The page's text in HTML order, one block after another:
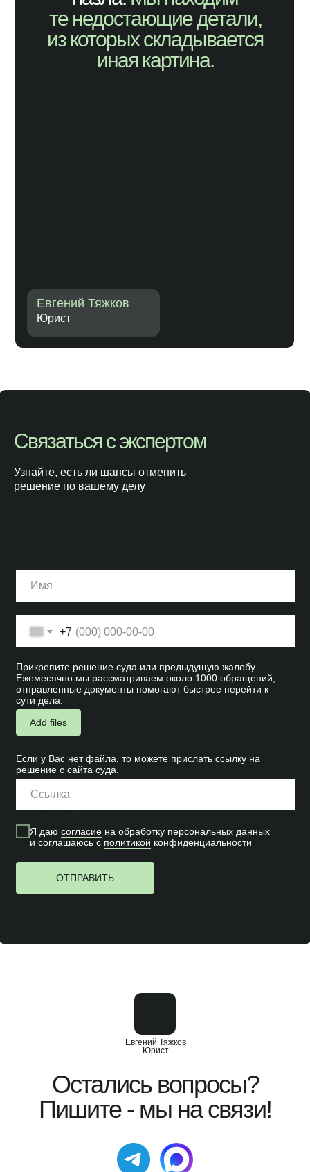
Юрист
Евгений Тяжков
те недостающие детали,
из которых складывается
иная картина.
Узнайте, есть ли шансы отменить
решение по вашему делу
Связаться с экспертом
+7
Прикрепите решение суда или предыдущую жалобу.
Ежемесячно мы рассматриваем около 1000 обращений,
отправленные документы помогают быстрее перейти к
сути дела.
Add files
Если у Вас нет файла, то можете прислать ссылку на
решение с сайта суда.
Я даюсогласие на обработку персональных данных
и соглашаюсь c политикой конфиденциальности
ОТПРАВИТЬ
Остались вопросы?
Пишите - мы на связи!
Евгений Тяжков
Юрист